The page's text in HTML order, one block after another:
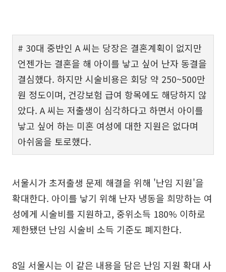
# 30대 중반인 A 씨는 당장은 결혼계획이 없지만
언젠가는 결혼을 해 아이를 낳고 싶어 난자 동결을
결심했다. 하지만 시술비용은 회당 약 250~500만
원 정도이며, 건강보험 급여 항목에도 해당하지 않
았다. A 씨는 저출생이 심각하다고 하면서 아이를
낳고 싶어 하는 미혼 여성에 대한 지원은 없다며
아쉬움을 토로했다.
서울시가 초저출생 문제 해결을 위해 '난임 지원'을
확대한다. 아이를 낳기 위해 난자 냉동을 희망하는 여
성에게 시술비를 지원하고, 중위소득 180% 이하로
제한됐던 난임 시술비 소득 기준도 폐지한다.
8일 서울시는 이 같은 내용을 담은 난임 지원 확대 사